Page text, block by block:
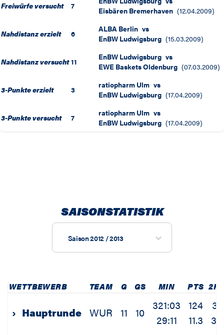
Freiwürfe versucht 7
Eisbären Bremerhaven (12.04.2009)
Nahdistanz erzielt 6 ALBA Berlin vs
EnBW Ludwigsburg (15.03.2009)
Nahdistanz versucht 11 EnBW Ludwigsburg vs
EWE Baskets Oldenburg (07.03.2009)
3-Punkte erzielt 3 ratiopharm Ulm vs
EnBW Ludwigsburg (17.04.2009)
3-Punkte versucht 7 ratiopharm Ulm vs
EnBW Ludwigsburg (17.04.2009)
SAISONSTATISTIK
Saison 2012 / 2013
WETTBEWERB TEAM G GS MIN PTS
› Hauptrunde WUR 11 10
321:03
29:11
124
11.3
38
3.5